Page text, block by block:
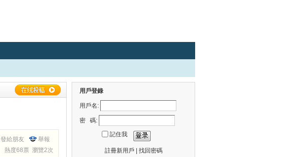
發給朋友 舉報
熱度68票 瀏覽2次
用戶登錄
用戶名:
密 碼:
記住我
註冊新用戶 找回密碼